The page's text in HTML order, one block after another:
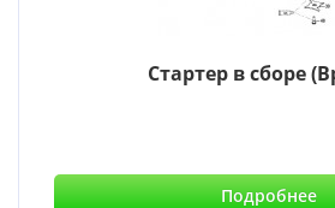
Стартер в сборе
Подробнее